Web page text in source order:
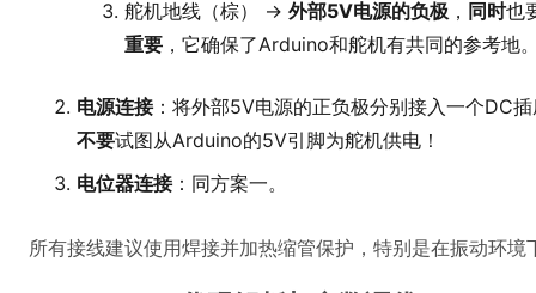
舵机地线（棕） -> 外部5V电源的负极 ， 同时也
重要 ，它确保了Arduino和舵机有共同的参考地
电源连接：将外部5V电源的正负极分别接入一个DC
不要试图从Arduino的5V引脚为舵机供电！
电位器连接：同方案一。
所有接线建议使用焊接并加热缩管保护，特别是在振动环境